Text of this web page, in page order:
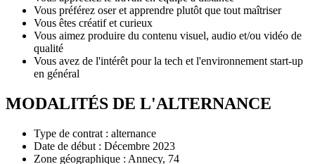
Vous préférez oser et apprendre plutôt que tout maîtriser
Vous êtes créatif et curieux
Vous aimez produire du contenu visuel, audio et/ou vidéo de
qualité
Vous avez de l'intérêt pour la tech et l'environnement start-up
en général
MODALITÉS DE L'ALTERNANCE
Type de contrat : alternance
Date de début : Décembre 2023
Zone géographique : Annecy, 74